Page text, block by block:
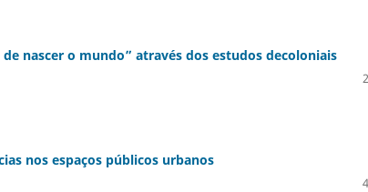
nascer o mundo” através dos estudos decoloniais
nos espaços públicos urbanos